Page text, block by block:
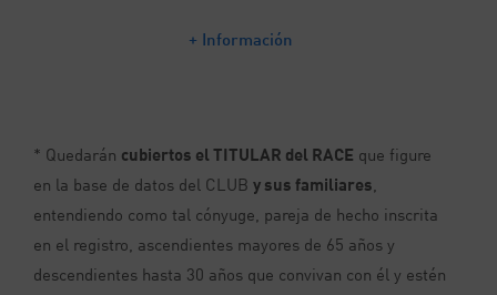
+ Información
* Quedarán cubiertos el TITULAR del RACE que figure
en la base de datos del CLUB y sus familiares
entendiendo como tal cónyuge, pareja de hecho inscrita
en el registro, ascendientes mayores de 65 años y
descendientes hasta 30 años que convivan con él y estén